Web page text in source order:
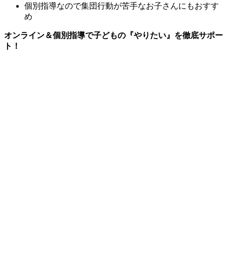
個別指導なので集団行動が苦手なお子さんにもおすす
め
オンライン＆個別指導で子どもの『やりたい』を徹底サポー
ト！